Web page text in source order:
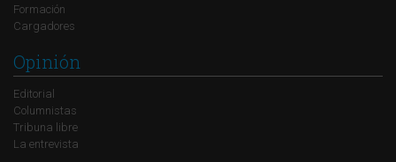
Formación
Cargadores
Opinión
Editorial
Columnistas
Tribuna libre
La entrevista